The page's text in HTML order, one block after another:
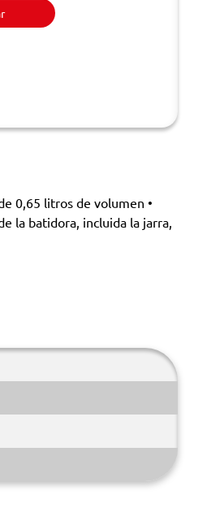
0,65 litros de volumen •
la batidora, incluida la jarra,